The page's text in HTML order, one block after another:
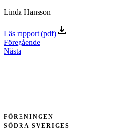
Linda Hansson
Läs rapport (pdf)
Föregående
Nästa
FÖRENINGEN
SÖDRA SVERIGES